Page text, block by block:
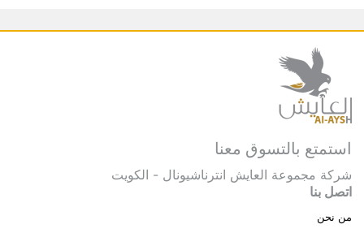
استمتع بالتسوق معنا
شركة مجموعة العايش انترناشيونال - الكويت
اتصل بنا
من نحن